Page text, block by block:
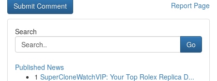
Report Page
Search
Go
Published News
1 SuperCloneWatchVIP: Your Top Rolex Replica D...